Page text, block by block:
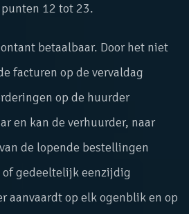
12 tot 23.
betaalbaar. Door het niet
facturen op de vervaldag
op de huurder
en kan de verhuurder, naar
de lopende bestellingen
of gedeeltelijk eenzijdig
aanvaardt op elk ogenblik en op